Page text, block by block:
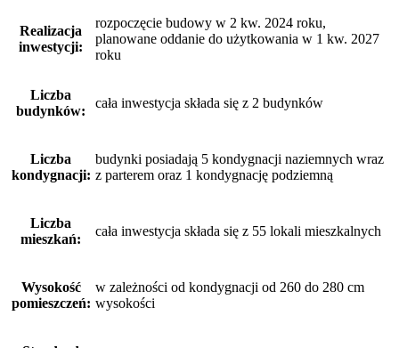
Realizacja
inwestycji:
rozpoczęcie budowy w 2 kw. 2024 roku,
planowane oddanie do użytkowania w 1 kw. 2027
roku
Liczba
budynków:
cała inwestycja składa się z 2 budynków
Liczba
kondygnacji:
budynki posiadają 5 kondygnacji naziemnych wraz
z parterem oraz 1 kondygnację podziemną
Liczba
mieszkań:
cała inwestycja składa się z 55 lokali mieszkalnych
Wysokość
pomieszczeń:
w zależności od kondygnacji od 260 do 280 cm
wysokości